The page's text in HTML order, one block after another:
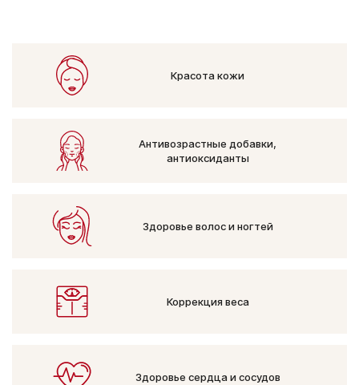
Красота кожи
Антивозрастные добавки,
антиоксиданты
Здоровье волос и ногтей
Коррекция веса
Здоровье сердца и сосудов